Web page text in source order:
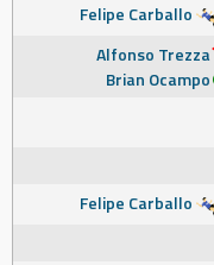
Felipe Carballo
Alfonso Trezza
Brian Ocampo
Felipe Carballo